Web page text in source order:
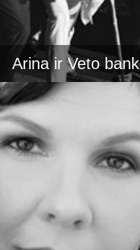
Arina ir Veto bank